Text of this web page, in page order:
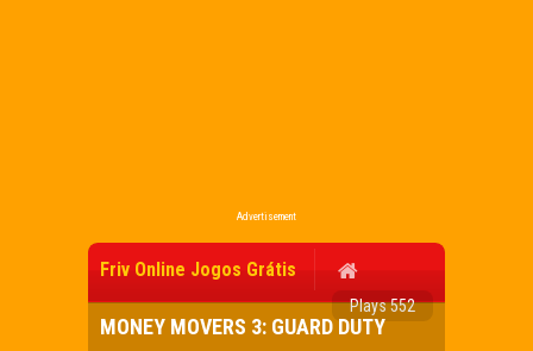
Advertisement
Friv Online Jogos Grátis
Plays 552
MONEY MOVERS 3: GUARD DUTY